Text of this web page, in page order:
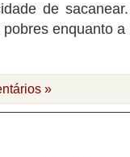
de
pobres enquanto
»